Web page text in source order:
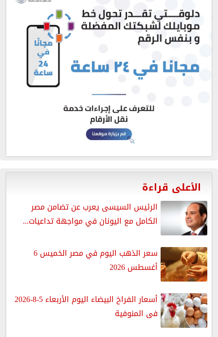
الأعلى قراءة
الرئيس السيسى يعرب عن تضامن مصر
الكامل مع اليونان في مواجهة تداعيات...
سعر الذهب اليوم في مصر الخميس 6
أغسطس 2026
أسعار الفراخ البيضاء اليوم الأربعاء 5-8-2026
فى المنوفية